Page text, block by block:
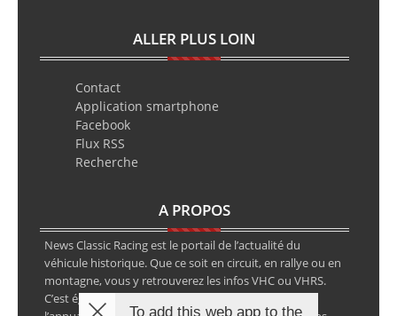
ALLER PLUS LOIN
Contact
Application smartphone
Facebook
Flux RSS
Recherche
A PROPOS
News Classic Racing est le portail de l’actualité du
véhicule historique. Que ce soit en circuit, en rallye ou en
montagne, vous y retrouverez les infos VHC ou VHRS.
C’est également le calendrier des épreuves ainsi que
To add this web app to the